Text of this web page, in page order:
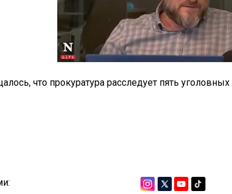
что прокуратура расследует пять